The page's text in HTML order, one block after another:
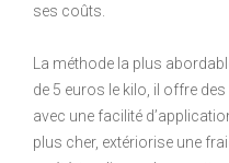
ses coûts.
La méthode la plus
de 5 euros le kilo, il offre
avec une facilité
plus cher, extériorise une